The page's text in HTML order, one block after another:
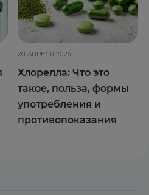
20 АПРЕЛЯ 2024
Хлорелла: Что это
такое, польза, формы
употребления и
противопоказания